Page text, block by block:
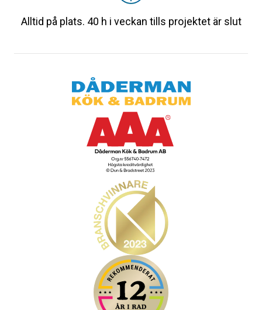
Alltid på plats. 40 h i veckan tills projektet är slut